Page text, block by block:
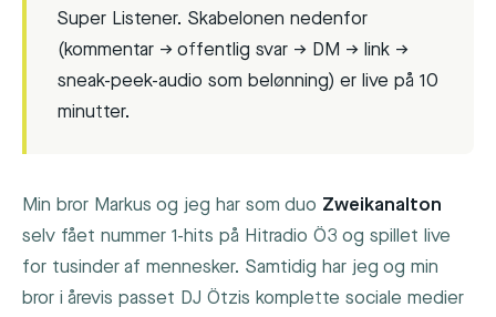
Super Listener. Skabelonen nedenfor
(kommentar → offentlig svar → DM → link →
sneak-peek-audio som belønning) er live på 10
minutter.
Min bror Markus og jeg har som duo Zweikanalton
selv fået nummer 1-hits på Hitradio Ö3 og spillet live
for tusinder af mennesker. Samtidig har jeg og min
bror i årevis passet DJ Ötzis komplette sociale medier